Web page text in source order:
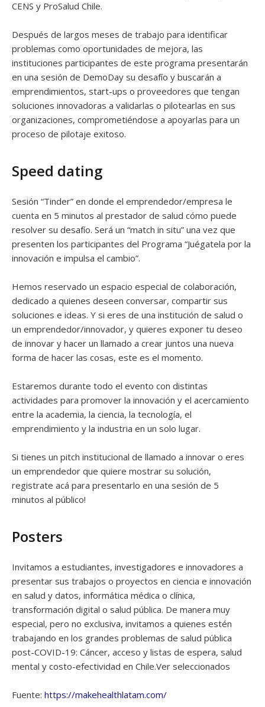
CENS y ProSalud Chile.
Después de largos meses de trabajo para identificar
problemas como oportunidades de mejora, las
instituciones participantes de este programa presentarán
en una sesión de DemoDay su desafío y buscarán a
emprendimientos, start-ups o proveedores que tengan
soluciones innovadoras a validarlas o pilotearlas en sus
organizaciones, comprometiéndose a apoyarlas para un
proceso de pilotaje exitoso.
Speed dating
Sesión “Tinder” en donde el emprendedor/empresa le
cuenta en 5 minutos al prestador de salud cómo puede
resolver su desafío. Será un “match in situ” una vez que
presenten los participantes del Programa “Juégatela por la
innovación e impulsa el cambio”.
Hemos reservado un espacio especial de colaboración,
dedicado a quienes deseen conversar, compartir sus
soluciones e ideas. Y si eres de una institución de salud o
un emprendedor/innovador, y quieres exponer tu deseo
de innovar y hacer un llamado a crear juntos una nueva
forma de hacer las cosas, este es el momento.
Estaremos durante todo el evento con distintas
actividades para promover la innovación y el acercamiento
entre la academia, la ciencia, la tecnología, el
emprendimiento y la industria en un solo lugar.
Si tienes un pitch institucional de llamado a innovar o eres
un emprendedor que quiere mostrar su solución,
registrate acá para presentarlo en una sesión de 5
minutos al público!
Posters
Invitamos a estudiantes, investigadores e innovadores a
presentar sus trabajos o proyectos en ciencia e innovación
en salud y datos, informática médica o clínica,
transformación digital o salud pública. De manera muy
especial, pero no exclusiva, invitamos a quienes estén
trabajando en los grandes problemas de salud pública
post-COVID-19: Cáncer, acceso y listas de espera, salud
mental y costo-efectividad en Chile.Ver seleccionados
Fuente: https://makehealthlatam.com/